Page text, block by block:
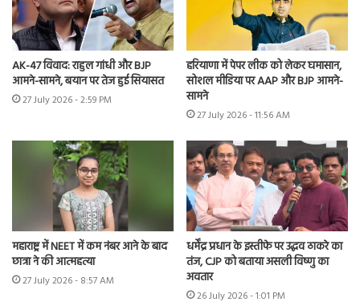
AK-47 विवाद: राहुल गांधी और BJP
आमने-सामने, बयान पर तेज हुई सियासत
27 July 2026 - 2:59 PM
हरियाणा में पेपर लीक को लेकर घमासान,
सोशल मीडिया पर AAP और BJP आमने-
सामने
27 July 2026 - 11:56 AM
महाराष्ट्र में NEET में कम नंबर आने के बाद
छात्रा ने की आत्महत्या
27 July 2026 - 8:57 AM
धर्मेंद्र प्रधान के इस्तीफे पर उद्धव ठाकरे का
तंज, CJP को बताया असली विष्णु का
अवतार
26 July 2026 - 1:01 PM